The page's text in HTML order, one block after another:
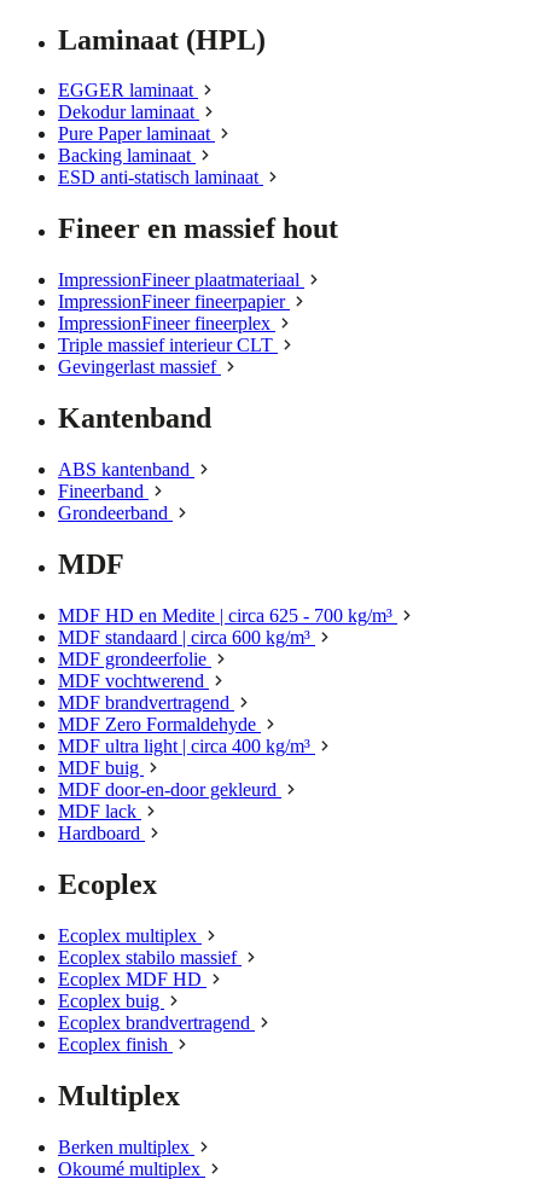
Laminaat (HPL)
EGGER laminaat
Dekodur laminaat
Pure Paper laminaat
Backing laminaat
ESD anti-statisch laminaat
Fineer en massief hout
ImpressionFineer plaatmateriaal
ImpressionFineer fineerpapier
ImpressionFineer fineerplex
Triple massief interieur CLT
Gevingerlast massief
Kantenband
ABS kantenband
Fineerband
Grondeerband
MDF
MDF HD en Medite | circa 625 - 700 kg/m³
MDF standaard | circa 600 kg/m³
MDF grondeerfolie
MDF vochtwerend
MDF brandvertragend
MDF Zero Formaldehyde
MDF ultra light | circa 400 kg/m³
MDF buig
MDF door-en-door gekleurd
MDF lack
Hardboard
Ecoplex
Ecoplex multiplex
Ecoplex stabilo massief
Ecoplex MDF HD
Ecoplex buig
Ecoplex brandvertragend
Ecoplex finish
Multiplex
Berken multiplex
Okoumé multiplex